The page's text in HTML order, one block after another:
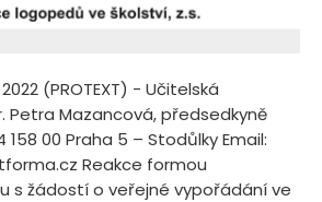
(PROTEXT) - Učitelská
Petra Mazancová, předsedkyně
00 Praha 5 – Stodůlky Email:
Reakce formou
s žádostí o veřejné vypořádání ve